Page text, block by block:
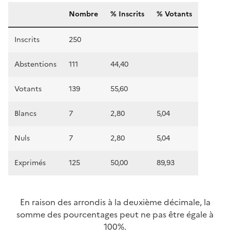
tour
Nombre % Inscrits % Votants
Inscrits 250
Abstentions 111 44,40
Votants 139 55,60
Blancs 7 2,80 5,04
Nuls 7 2,80 5,04
Exprimés 125 50,00 89,93
En raison des arrondis à la deuxième décimale, la
somme des pourcentages peut ne pas être égale à
100%.